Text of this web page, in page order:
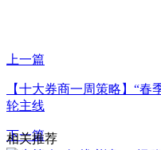
上一篇
【十大券商一周策略】“
轮主线
下一篇
相关推荐